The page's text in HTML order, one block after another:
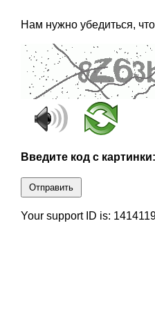
Нам нужно убедиться,
Введите код с картинки:
Отправить
Your support ID is: